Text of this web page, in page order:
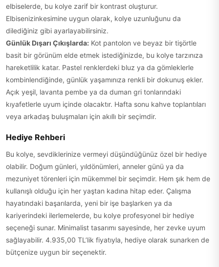
elbiselerde, bu kolye zarif bir kontrast oluşturur.
Elbisenizinkesimine uygun olarak, kolye uzunluğunu da
dilediğiniz gibi ayarlayabilirsiniz.
Günlük Dışarı Çıkışlarda: Kot pantolon ve beyaz bir tişörtle
basit bir görünüm elde etmek istediğinizde, bu kolye tarzınıza
hareketlilik katar. Pastel renklerdeki bluz ya da gömleklerle
kombinlendiğinde, günlük yaşamınıza renkli bir dokunuş ekler.
Açık yeşil, lavanta pembe ya da duman gri tonlarındaki
kıyafetlerle uyum içinde olacaktır. Hafta sonu kahve toplantıları
veya arkadaş buluşmaları için akıllı bir seçimdir.
Hediye Rehberi
Bu kolye, sevdiklerinize vermeyi düşündüğünüz özel bir hediye
olabilir. Doğum günleri, yıldönümleri, anneler günü ya da
mezuniyet törenleri için mükemmel bir seçimdir. Hem şık hem de
kullanışlı olduğu için her yaştan kadına hitap eder. Çalışma
hayatındaki başarılarda, yeni bir işe başlarken ya da
kariyerindeki ilerlemelerde, bu kolye profesyonel bir hediye
seçeneği sunar. Minimalist tasarımı sayesinde, her zevke uyum
sağlayabilir. 4.935,00 TL’lik fiyatıyla, hediye olarak sunarken de
bütçenize uygun bir seçenektir.